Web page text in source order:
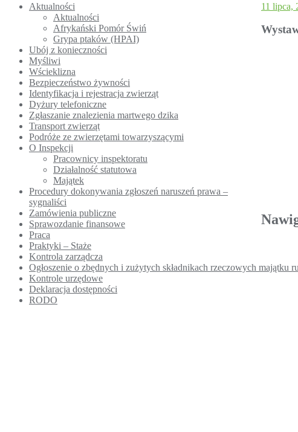
11 lipca,
Aktualności
Aktualności
Afrykański Pomór Świń
Grypa ptaków (HPAI)
Ubój z konieczności
Myśliwi
Wścieklizna
Bezpieczeństwo żywności
Identyfikacja i rejestracja zwierząt
Dyżury telefoniczne
Zgłaszanie znalezienia martwego dzika
Transport zwierząt
Podróże ze zwierzętami towarzyszącymi
O Inspekcji
Pracownicy inspektoratu
Działalność statutowa
Majątek
Procedury dokonywania zgłoszeń naruszeń prawa –
sygnaliści
Zamówienia publiczne
Sprawozdanie finansowe
Praca
Praktyki – Staże
Kontrola zarządcza
Ogłoszenie o zbędnych i zużytych składnikach rzeczowych majątku
Kontrole urzędowe
Deklaracja dostępności
RODO